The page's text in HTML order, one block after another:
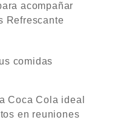
acompañar
Refrescante
comidas
Coca Cola ideal
en reuniones